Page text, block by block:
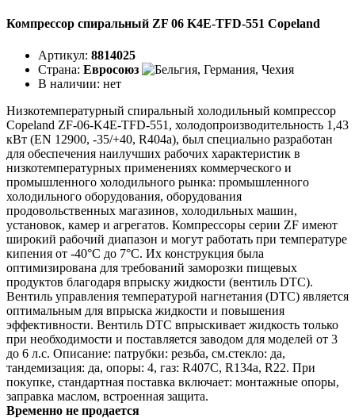
Компрессор спиральный ZF 06 K4E-TFD-551 Copeland
Артикул: 8814025
Страна: Евросоюз
В наличии: нет
Низкотемпературный спиральный холодильный компрессор
Copeland ZF-06-K4E-TFD-551, холодопроизводительность 1,43
кВт (EN 12900, -35/+40, R404a), был специально разработан
для обеспечения наилучших рабочих характеристик в
низкотемпературных применениях коммерческого и
промышленного холодильного рынка: промышленного
холодильного оборудования, оборудования
продовольственных магазинов, холодильных машин,
установок, камер и агрегатов. Компрессоры серии ZF имеют
широкий рабочий диапазон и могут работать при температуре
кипения от -40°C до 7°C. Их конструкция была
оптимизирована для требований заморозки пищевых
продуктов благодаря впрыску жидкости (вентиль DTC).
Вентиль управления температурой нагнетания (DTC) является
оптимальным для впрыска жидкости и повышения
эффективности. Вентиль DTC впрыскивает жидкость только
при необходимости и поставляется заводом для моделей от 3
до 6 л.с. Описание: патрубки: резьба, см.стекло: да,
тандемизация: да, опоры: 4, газ: R407C, R134a, R22. При
покупке, стандартная поставка включает: монтажные опоры,
заправка маслом, встроенная защита.
Временно не продается